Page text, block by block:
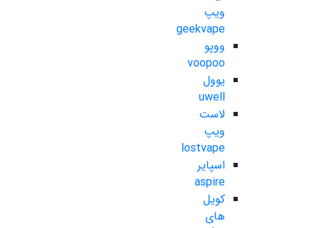
ویپ
geekvape
ووپو
voopoo
یوول
uwell
لاست
ویپ
lostvape
اسپایر
aspire
کویل
های